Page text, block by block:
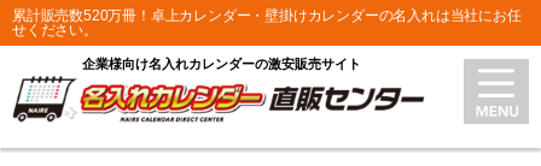
累計販売数520万冊！卓上カレンダー・壁掛けカレンダーの名入れは当社にお任
せください。
企業様向け名入れカレンダーの激安販売サイト